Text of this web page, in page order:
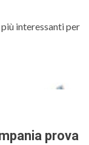
interessanti per
prova